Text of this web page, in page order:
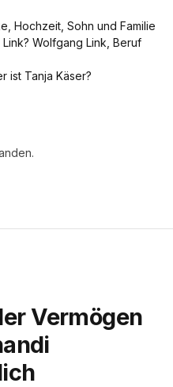
Hochzeit, Sohn und Familie
Wolfgang Link, Beruf
ist Tanja Käser?
Vermögen